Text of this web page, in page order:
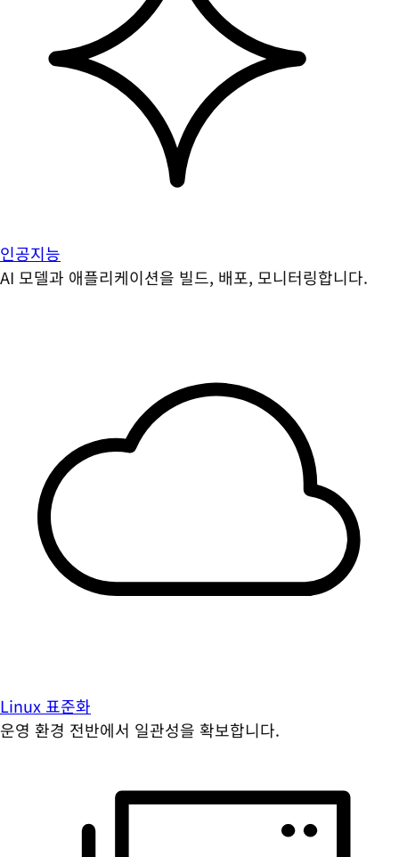
인공지능
AI 모델과 애플리케이션을 빌드, 배포, 모니터링합니다.
Linux 표준화
운영 환경 전반에서 일관성을 확보합니다.